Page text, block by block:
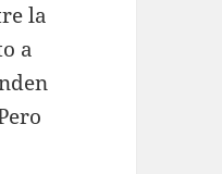
la
a